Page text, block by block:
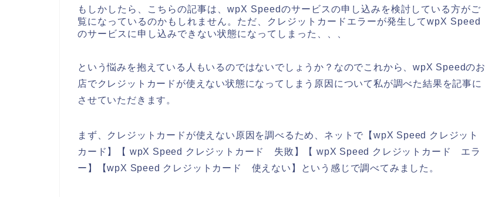
もしかしたら、こちらの記事は、wpX Speedのサービスの申し込みを検討している方がご
覧になっているのかもしれません。ただ、クレジットカードエラーが発生してwpX Speed
のサービスに申し込みできない状態になってしまった、、、
という悩みを抱えている人もいるのではないでしょうか？なのでこれから、wpX Speedのお
店でクレジットカードが使えない状態になってしまう原因について私が調べた結果を記事に
させていただきます。
まず、クレジットカードが使えない原因を調べるため、ネットで【wpX Speed クレジット
カード】【 wpX Speed クレジットカード 失敗】【 wpX Speed クレジットカード エラ
ー】【wpX Speed クレジットカード 使えない】という感じで調べてみました。